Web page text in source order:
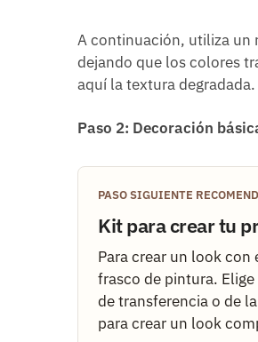
A continuación, utiliza un
dejando que los colores
aquí la textura degradada.
Paso 2: Decoración
PASO SIGUIENTE
Kit para crear tu
Para crear un look con
frasco de pintura.
de transferencia o de
para crear un look